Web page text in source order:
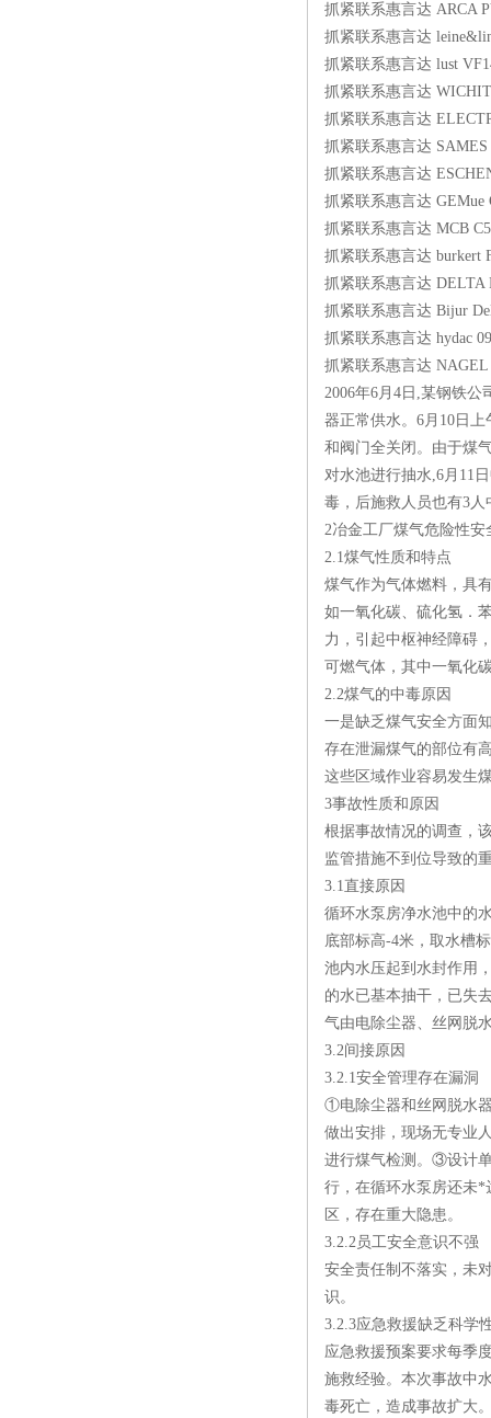
抓紧联系惠言达 ARCA
抓紧联系惠言达
抓紧联系惠言达 lust
抓紧联系惠言达
抓紧联系惠言达
抓紧联系惠言达 SAMES
抓紧联系惠言达
抓紧联系惠言达 GEMue
抓紧联系惠言达 MCB
抓紧联系惠言达 burkert
抓紧联系惠言达 DELTA
抓紧联系惠言达 Bijur
抓紧联系惠言达 hydac
抓紧联系惠言达 NAGEL
2006年6月4日,某钢铁
器正常供水。6月10日
和阀门全关闭。由于煤
对水池进行抽水,6月11
毒，后施救人员也有3
2冶金工厂煤气危险性安
2.1煤气性质和特点
煤气作为气体燃料，具
如一氧化碳、硫化氢．
力，引起中枢神经障碍
可燃气体，其中一氧化
2.2煤气的中毒原因
一是缺乏煤气安全方面
存在泄漏煤气的部位有
这些区域作业容易发生
3事故性质和原因
根据事故情况的调查，
监管措施不到位导致的
3.1直接原因
循环水泵房净水池中的
底部标高-4米，取水槽
池内水压起到水封作用
的水已基本抽干，已失
气由电除尘器、丝网脱
3.2间接原因
3.2.1安全管理存在漏洞
①电除尘器和丝网脱水
做出安排，现场无专业
进行煤气检测。③设计
行，在循环水泵房还未*
区，存在重大隐患。
3.2.2员工安全意识不强
安全责任制不落实，未
识。
3.2.3应急救援缺乏科学
应急救援预案要求每季
施救经验。本次事故中
毒死亡，造成事故扩大